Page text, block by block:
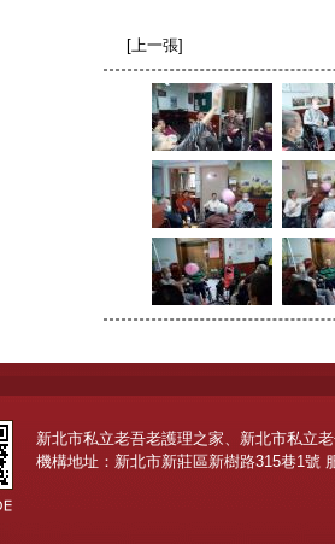
[上一張]
新北市私立老吾老護理之家、新北市私立
機構地址：新北市新莊區新樹路315巷1號